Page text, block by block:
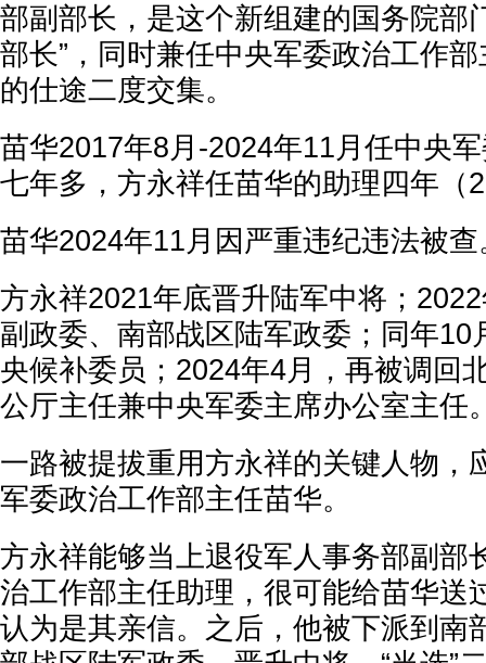
部副部长，是这个新组建的国务院部
部长”，同时兼任中央军委政治工作
的仕途二度交集。
苗华2017年8月-2024年11月任中央
七年多，方永祥任苗华的助理四年（
苗华2024年11月因严重违纪违法被查
方永祥2021年底晋升陆军中将；
副政委、南部战区陆军政委；同年10
央候补委员；2024年4月，再被调回
公厅主任兼中央军委主席办公室主任
一路被提拔重用方永祥的关键人物，
军委政治工作部主任苗华。
方永祥能够当上退役军人事务部副部
治工作部主任助理，很可能给苗华送
认为是其亲信。之后，他被下派到南